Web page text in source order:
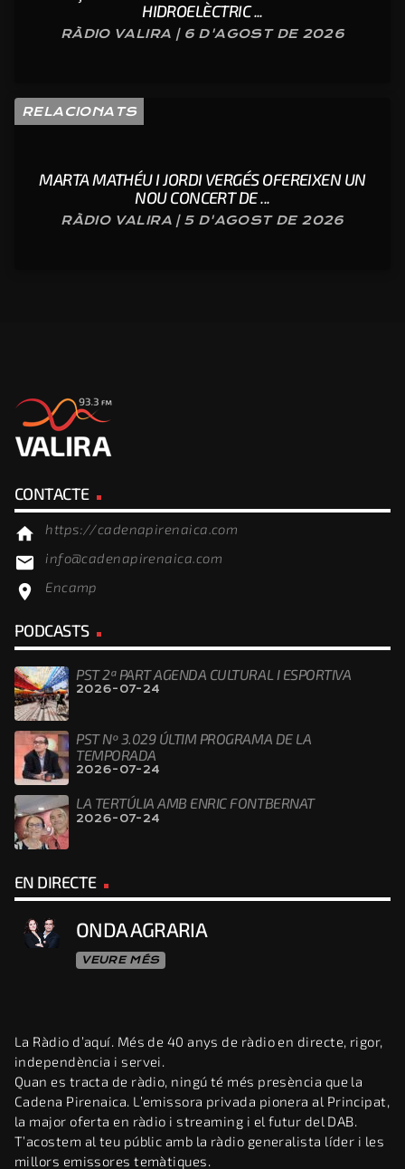
HIDROELÈCTRIC ...
RÀDIO VALIRA | 6 D'AGOST DE 2026
RELACIONATS
MARTA MATHÉU I JORDI VERGÉS OFEREIXEN UN
NOU CONCERT DE ...
RÀDIO VALIRA | 5 D'AGOST DE 2026
CONTACTE
home https://cadenapirenaica.com
email info@cadenapirenaica.com
location_on Encamp
PODCASTS
PST 2ª PART AGENDA CULTURAL I ESPORTIVA
2026-07-24
PST Nº 3.029 ÚLTIM PROGRAMA DE LA
TEMPORADA
2026-07-24
LA TERTÚLIA AMB ENRIC FONTBERNAT
2026-07-24
EN DIRECTE
ONDA AGRARIA
VEURE MÉS
La Ràdio d’aquí. Més de 40 anys de ràdio en directe, rigor,
independència i servei.
Quan es tracta de ràdio, ningú té més presència que la
Cadena Pirenaica. L’emissora privada pionera al Principat,
la major oferta en ràdio i streaming i el futur del DAB.
T’acostem al teu públic amb la ràdio generalista líder i les
millors emissores temàtiques.